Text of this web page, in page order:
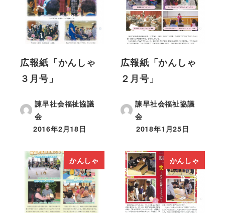
広報紙「かんしゃ
３月号」
諫早社会福祉協議
会
2016年2月18日
広報紙「かんしゃ
２月号」
諫早社会福祉協議
会
2018年1月25日
かんしゃ かんしゃ